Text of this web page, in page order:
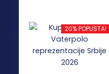
ima
više
varijanti.
Opcije
20% POPUSTA!